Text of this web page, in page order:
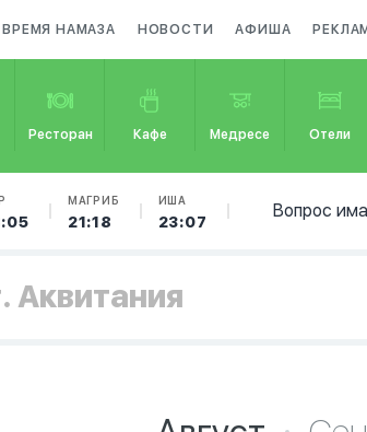
ВРЕМЯ НАМАЗА НОВОСТИ АФИША
Ресторан Кафе Медресе Отели
МАГРИБ
21:18
ИША
23:07
Вопрос
Аквитания